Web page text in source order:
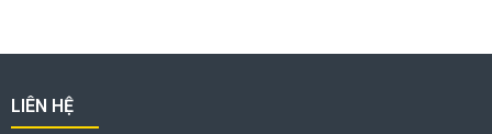
LIÊN HỆ